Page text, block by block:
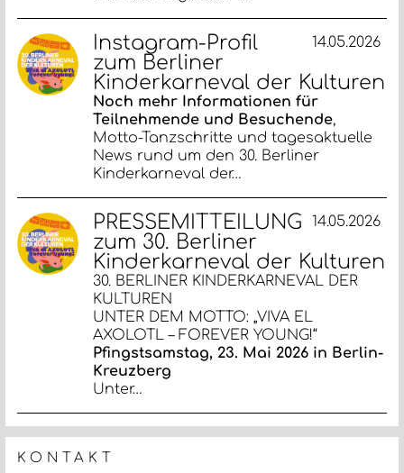
14.05.2026
Instagram-Profil
zum Berliner
Kinderkarneval der Kulturen
Noch mehr Informationen für
Teilnehmende und Besuchende,
Motto-Tanzschritte und tagesaktuelle
News rund um den 30. Berliner
Kinderkarneval der…
14.05.2026
PRESSEMITTEILUNG
zum 30. Berliner
Kinderkarneval der Kulturen
30. BERLINER KINDERKARNEVAL DER
KULTUREN
UNTER DEM MOTTO: „VIVA EL
AXOLOTL – FOREVER YOUNG!“
Pfingstsamstag, 23. Mai 2026 in Berlin-
Kreuzberg
Unter…
KONTAKT